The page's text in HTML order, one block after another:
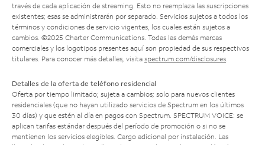
través de cada aplicación de streaming. Esto no reemplaza las suscripciones
existentes; esas se administrarán por separado. Servicios sujetos a todos los
términos y condiciones de servicio vigentes, los cuales están sujetos a
cambios. ©2025 Charter Communications. Todas las demás marcas
comerciales y los logotipos presentes aquí son propiedad de sus respectivos
titulares. Para conocer más detalles, visita spectrum.com/disclosures
Detalles de la oferta de teléfono residencial
Oferta por tiempo limitado; sujeta a cambios; solo para nuevos clientes
residenciales (que no hayan utilizado servicios de Spectrum en los últimos
30 días) y que estén al día en pagos con Spectrum. SPECTRUM VOICE: se
aplican tarifas estándar después del período de promoción o si no se
mantienen los servicios elegibles. Cargo adicional por instalación. Las